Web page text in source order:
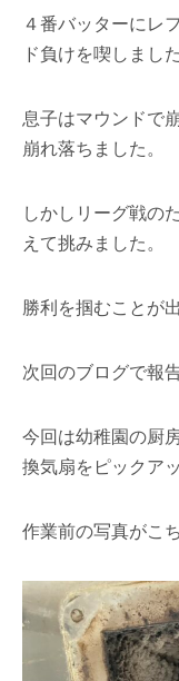
４番バッターにレ
ド負けを喫しました
息子はマウンドで
崩れ落ちました。
しかしリーグ戦の
えて挑みました。
勝利を掴むことが
次回のブログで報
今回は幼稚園の厨
換気扇をピックア
作業前の写真がこ